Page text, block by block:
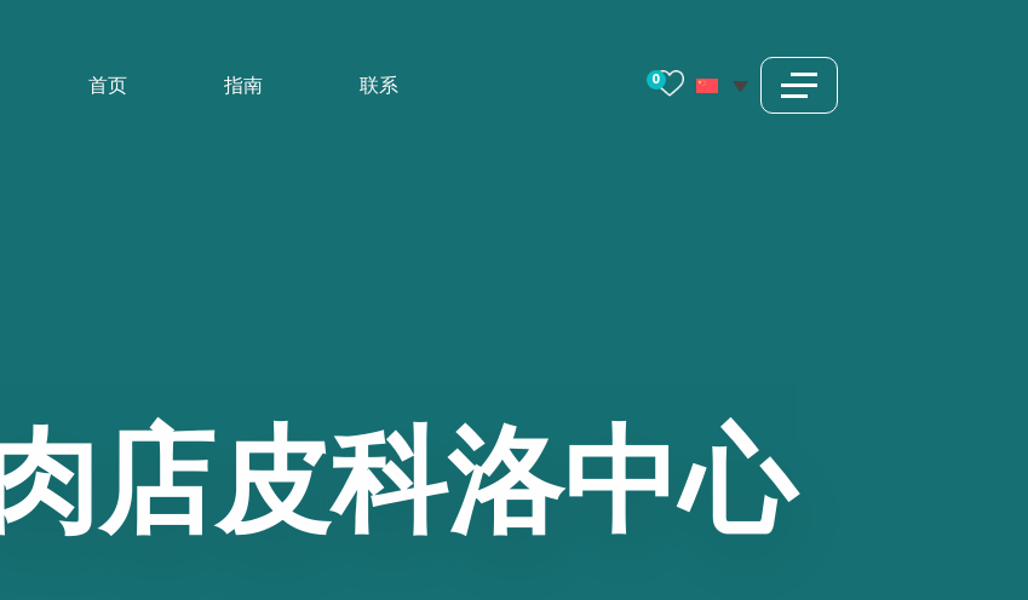
首页 指南 联系 0
店皮科洛中心